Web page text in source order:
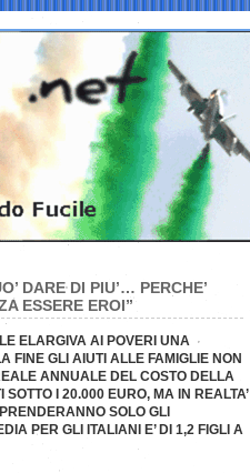
DARE DI PIU’… PERCHE’
ESSERE EROI”
ELARGIVA AI POVERI UNA
GLI AIUTI ALLE FAMIGLIE NON
ANNUALE DEL COSTO DELLA
I 20.000 EURO, MA IN REALTA’
SOLO GLI
PER GLI ITALIANI E’ DI 1,2 FIGLI A